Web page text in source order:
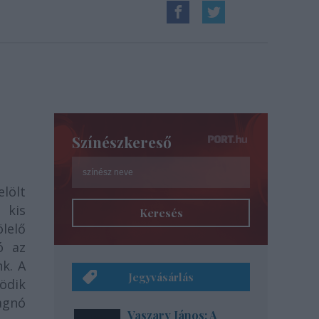
kis
az
A
Színészkereső
Keresés
Jegyvásárlás
Vaszary János: A